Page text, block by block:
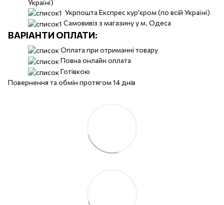
Україні)
Укрпошта Експрес кур'єром (по всій Україні)
Самовивіз з магазину у м. Одеса
ВАРІАНТИ ОПЛАТИ:
Оплата при отриманні товару
Повна онлайн оплата
Готівкою
Повернення та обмін протягом 14 днів